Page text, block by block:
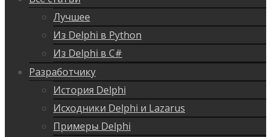
Лучшее
Из Delphi в Python
Из Delphi в C#
Разработчику
История Delphi
Исходники Delphi и Lazarus
Примеры Delphi